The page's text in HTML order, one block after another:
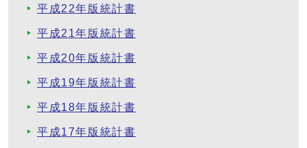
平成22年版統計書
平成21年版統計書
平成20年版統計書
平成19年版統計書
平成18年版統計書
平成17年版統計書